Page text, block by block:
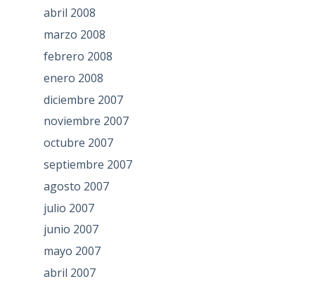
abril 2008
marzo 2008
febrero 2008
enero 2008
diciembre 2007
noviembre 2007
octubre 2007
septiembre 2007
agosto 2007
julio 2007
junio 2007
mayo 2007
abril 2007